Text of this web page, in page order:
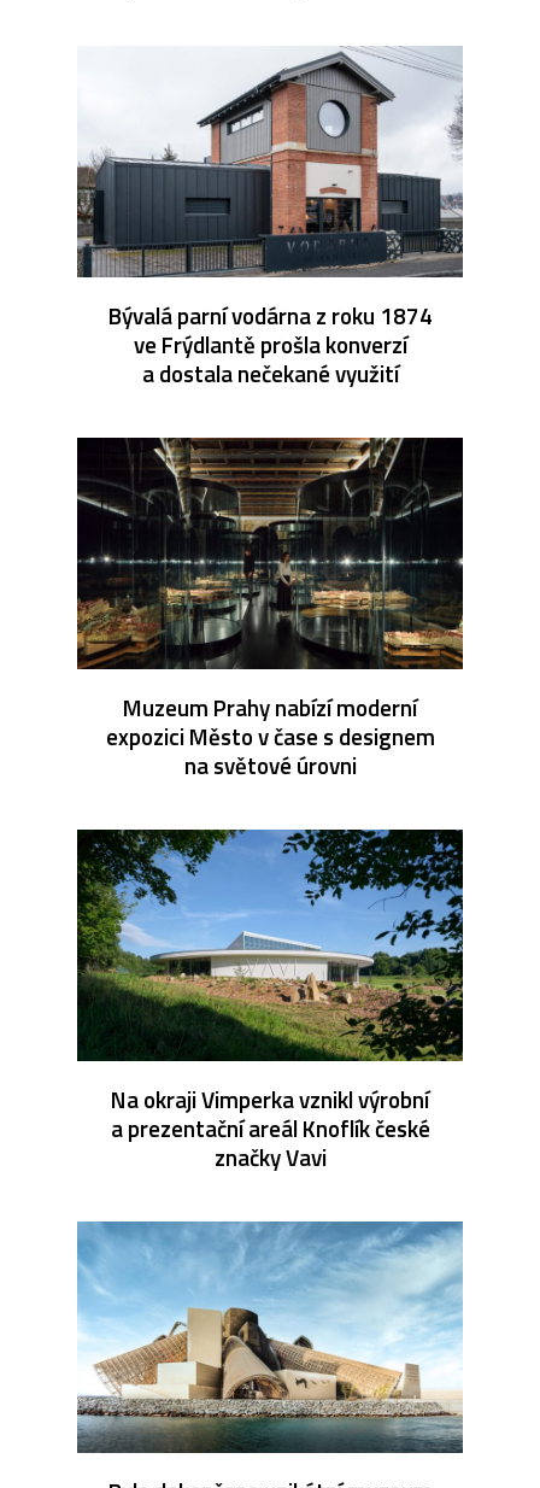
Bývalá parní vodárna z roku 1874
ve Frýdlantě prošla konverzí
a dostala nečekané využití
Muzeum Prahy nabízí moderní
expozici Město v čase s designem
na světové úrovni
Na okraji Vimperka vznikl výrobní
a prezentační areál Knoflík české
značky Vavi